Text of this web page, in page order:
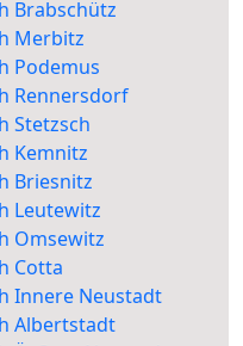
Brabschütz
Merbitz
Podemus
Rennersdorf
Stetzsch
Kemnitz
Briesnitz
Leutewitz
Omsewitz
Cotta
Innere Neustadt
Albertstadt